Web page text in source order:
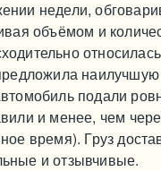
недели,
объёмом и
подали
и менее, чем
время). Груз
и отзывчивые.